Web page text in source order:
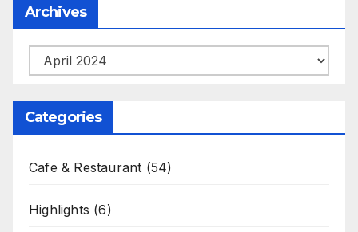
Archives
Archives
Categories
Cafe & Restaurant (54)
Highlights (6)